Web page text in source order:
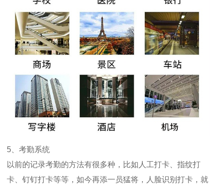
5、考勤系统
以前的记录考勤的方法有很多种，比如人工打卡、指纹打
卡、钉钉打卡等等，如今再添一员猛将，人脸识别打卡，就